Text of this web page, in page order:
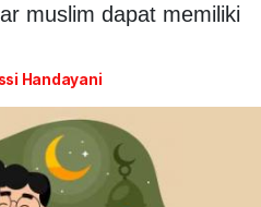
muslim dapat memiliki
Handayani